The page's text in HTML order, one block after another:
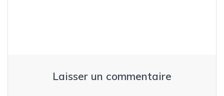
Laisser un commentaire